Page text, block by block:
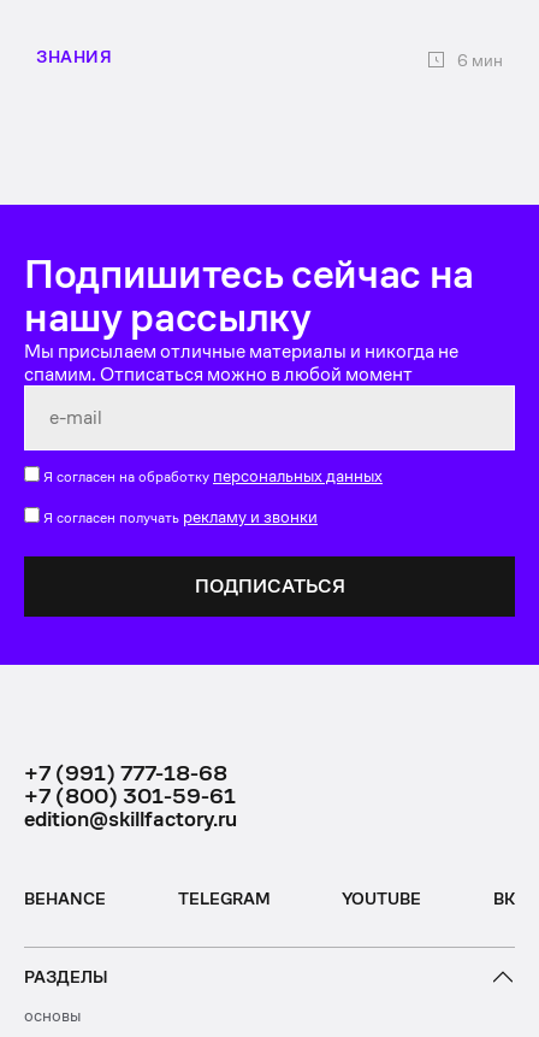
ЗНАНИЯ 6 мин
Подпишитесь сейчас на
нашу рассылку
Мы присылаем отличные материалы и никогда не
спамим. Отписаться можно в любой момент
Я согласен на обработку персональных данных
Я согласен получать рекламу и звонки
+7 (991) 777-18-68
+7 (800) 301-59-61
edition@skillfactory.ru
BEHANCE TELEGRAM YOUTUBE ВК
РАЗДЕЛЫ
основы